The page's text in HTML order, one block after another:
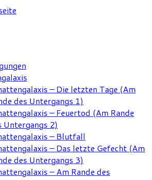
– Die letzten Tage (Am
des Untergangs 1)
– Feuertod (Am Rande
Untergangs 2)
– Blutfall
– Das letzte Gefecht (Am
des Untergangs 3)
– Am Rande des